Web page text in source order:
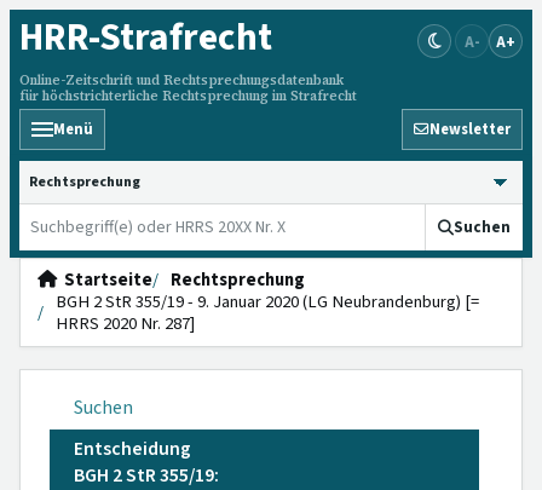
HRR-Strafrecht
Online-Zeitschrift und Rechtsprechungsdatenbank
für höchstrichterliche Rechtsprechung im Strafrecht
A- A+
Menü Newsletter
HRRS durchsuchen
Suchen
Startseite
Rechtsprechung
BGH 2 StR 355/19 - 9. Januar 2020 (LG Neubrandenburg) [=
HRRS 2020 Nr. 287]
Suchen
Entscheidung
BGH 2 StR 355/19: